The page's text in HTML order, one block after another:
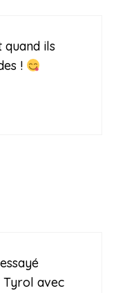
quand ils
!
Tyrol avec